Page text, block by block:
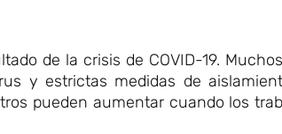
de la crisis de COVID-19.
y estrictas medidas de
pueden aumentar cuando los